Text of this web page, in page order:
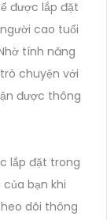
được lắp đặt
cao tuổi
tính năng
chuyện với
được thông
lắp đặt trong
bạn khi
dõi thông